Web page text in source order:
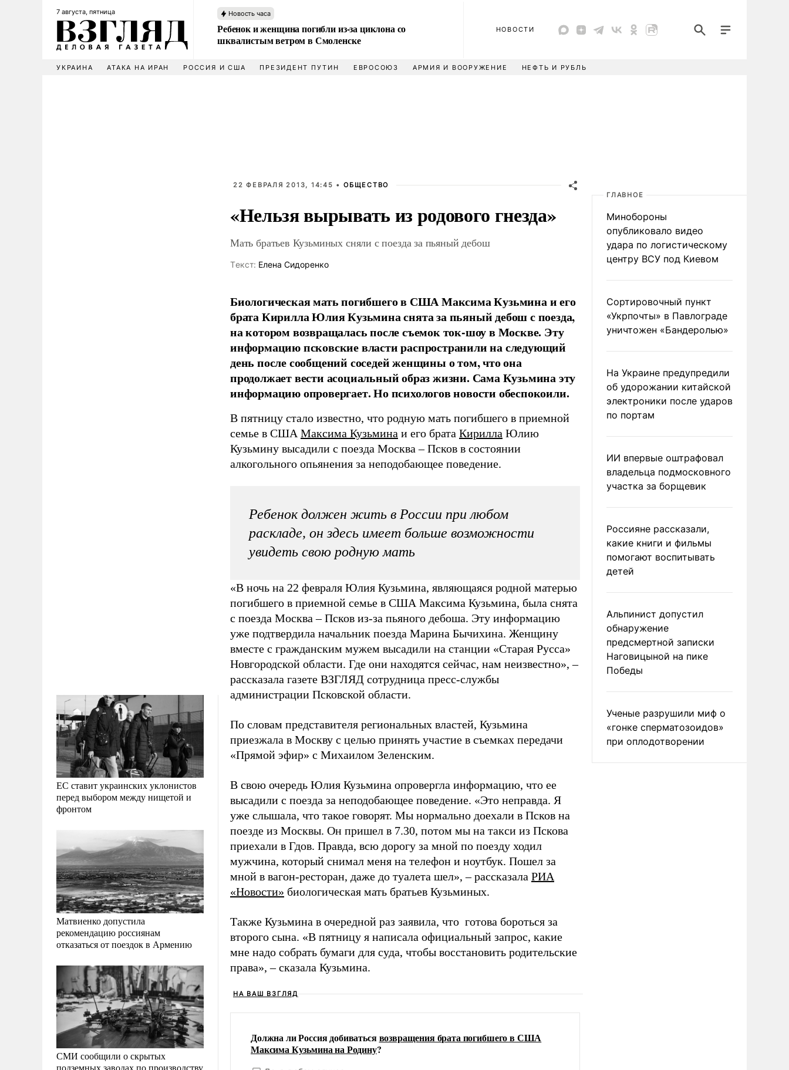
7 августа, пятница Новость часа
Ребенок и женщина погибли из-за циклона со
шквалистым ветром в Смоленске
НОВОСТИ
УКРАИНА АТАКА НА ИРАН РОССИЯ И США ПРЕЗИДЕНТ ПУТИН ЕВРОСОЮЗ АРМИЯ И ВООРУЖЕНИЕ НЕФТЬ И РУБЛЬ
ЕС ставит украинских уклонистов
перед выбором между нищетой и
фронтом
Матвиенко допустила
рекомендацию россиянам
отказаться от поездок в Армению
СМИ сообщили о скрытых
подземных заводах по производству
22 ФЕВРАЛЯ 2013, 14:45 • ОБЩЕСТВО
«Нельзя вырывать из родового гнезда»
Мать братьев Кузьминых сняли с поезда за пьяный дебош
Tекст: Елена Сидоренко
Биологическая мать погибшего в США Максима Кузьмина и его
брата Кирилла Юлия Кузьмина снята за пьяный дебош с поезда,
на котором возвращалась после съемок ток-шоу в Москве. Эту
информацию псковские власти распространили на следующий
день после сообщений соседей женщины о том, что она
продолжает вести асоциальный образ жизни. Сама Кузьмина эту
информацию опровергает. Но психологов новости обеспокоили.
В пятницу стало известно, что родную мать погибшего в приемной
семье в США Максима Кузьмина и его брата Кирилла Юлию
Кузьмину высадили с поезда Москва – Псков в состоянии
алкогольного опьянения за неподобающее поведение.
Ребенок должен жить в России при любом
раскладе, он здесь имеет больше возможности
увидеть свою родную мать
«В ночь на 22 февраля Юлия Кузьмина, являющаяся родной матерью
погибшего в приемной семье в США Максима Кузьмина, была снята
с поезда Москва – Псков из-за пьяного дебоша. Эту информацию
уже подтвердила начальник поезда Марина Бычихина. Женщину
вместе с гражданским мужем высадили на станции «Старая Русса»
Новгородской области. Где они находятся сейчас, нам неизвестно», –
рассказала газете ВЗГЛЯД сотрудница пресс-службы
администрации Псковской области.
По словам представителя региональных властей, Кузьмина
приезжала в Москву с целью принять участие в съемках передачи
«Прямой эфир» с Михаилом Зеленским.
В свою очередь Юлия Кузьмина опровергла информацию, что ее
высадили с поезда за неподобающее поведение. «Это неправда. Я
уже слышала, что такое говорят. Мы нормально доехали в Псков на
поезде из Москвы. Он пришел в 7.30, потом мы на такси из Пскова
приехали в Гдов. Правда, всю дорогу за мной по поезду ходил
мужчина, который снимал меня на телефон и ноутбук. Пошел за
мной в вагон-ресторан, даже до туалета шел», – рассказала РИА
«Новости» биологическая мать братьев Кузьминых.
Также Кузьмина в очередной раз заявила, что готова бороться за
второго сына. «В пятницу я написала официальный запрос, какие
мне надо собрать бумаги для суда, чтобы восстановить родительские
права», – сказала Кузьмина.
НА ВАШ ВЗГЛЯД
Должна ли Россия добиватьсявозвращения брата погибшего в США
Максима Кузьмина на Родину?
ГЛАВНОЕ
Минобороны
опубликовало видео
удара по логистическому
центру ВСУ под Киевом
Сортировочный пункт
«Укрпочты» в Павлограде
уничтожен «Бандеролью»
На Украине предупредили
об удорожании китайской
электроники после ударов
по портам
ИИ впервые оштрафовал
владельца подмосковного
участка за борщевик
Россияне рассказали,
какие книги и фильмы
помогают воспитывать
детей
Альпинист допустил
обнаружение
предсмертной записки
Наговицыной на пике
Победы
Ученые разрушили миф о
«гонке сперматозоидов»
при оплодотворении